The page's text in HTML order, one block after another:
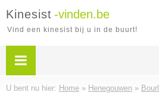
Kinesist -vinden.be
Vind een kinesist bij u in de buurt!
U bent nu hier: Home » Henegouwen »